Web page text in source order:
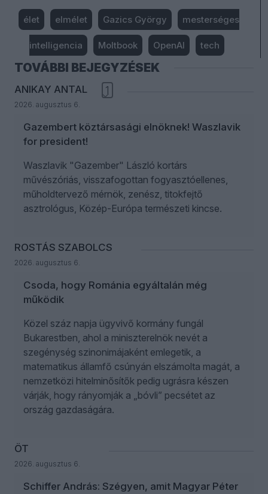
élet elmélet Gazics György mesterséges
intelligencia Moltbook OpenAI tech
TOVÁBBI BEJEGYZÉSEK
ANIKAY ANTAL
2026. augusztus 6.
1
Gazembert köztársasági elnöknek! Waszlavik
for president!
Waszlavik "Gazember" László kortárs
művészóriás, visszafogottan fogyasztóellenes,
műholdtervező mérnök, zenész, titokfejtő
asztrológus, Közép-Európa természeti kincse.
ROSTÁS SZABOLCS
2026. augusztus 6.
Csoda, hogy Románia egyáltalán még
működik
Közel száz napja ügyvivő kormány fungál
Bukarestben, ahol a miniszterelnök nevét a
szegénység szinonimájaként emlegetik, a
matematikus államfő csúnyán elszámolta magát, a
nemzetközi hitelminősítők pedig ugrásra készen
várják, hogy rányomják a „bóvli” pecsétet az
ország gazdaságára.
ÖT
2026. augusztus 6.
Schiffer András: Szégyen, amit Magyar Péter